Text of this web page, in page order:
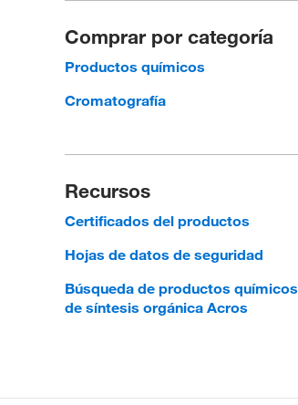
Comprar por categoría
Productos químicos
Cromatografía
Recursos
Certificados del productos
Hojas de datos de seguridad
Búsqueda de productos químicos
de síntesis orgánica Acros